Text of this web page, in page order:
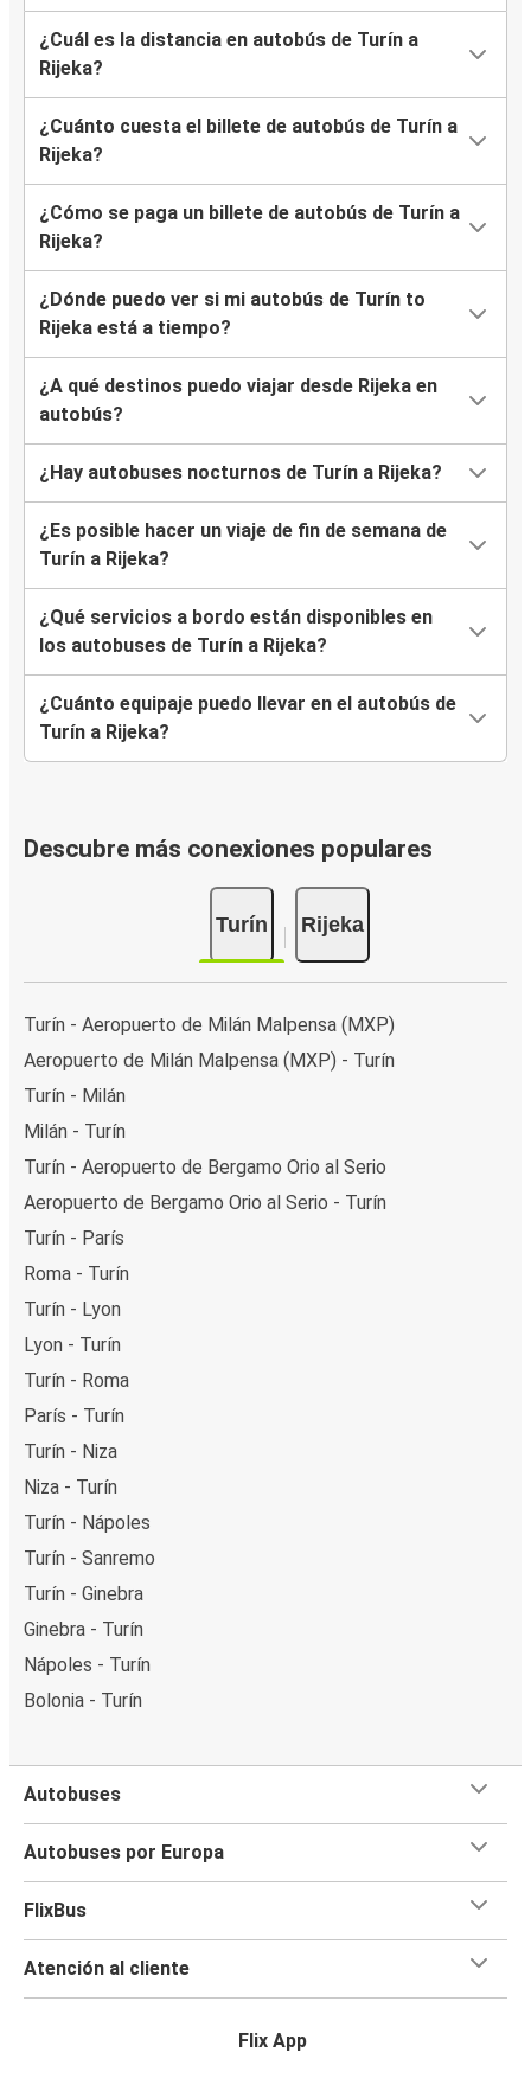
¿Cuál es la distancia en autobús de Turín a
Rijeka?
¿Cuánto cuesta el billete de autobús de Turín a
Rijeka?
¿Cómo se paga un billete de autobús de Turín a
Rijeka?
¿Dónde puedo ver si mi autobús de Turín to
Rijeka está a tiempo?
¿A qué destinos puedo viajar desde Rijeka en
autobús?
¿Hay autobuses nocturnos de Turín a Rijeka?
¿Es posible hacer un viaje de fin de semana de
Turín a Rijeka?
¿Qué servicios a bordo están disponibles en
los autobuses de Turín a Rijeka?
¿Cuánto equipaje puedo llevar en el autobús de
Turín a Rijeka?
Descubre más conexiones populares
Turín Rijeka
Turín - Aeropuerto de Milán Malpensa (MXP)
Aeropuerto de Milán Malpensa (MXP) - Turín
Turín - Milán
Milán - Turín
Turín - Aeropuerto de Bergamo Orio al Serio
Aeropuerto de Bergamo Orio al Serio - Turín
Turín - París
Roma - Turín
Turín - Lyon
Lyon - Turín
Turín - Roma
París - Turín
Turín - Niza
Niza - Turín
Turín - Nápoles
Turín - Sanremo
Turín - Ginebra
Ginebra - Turín
Nápoles - Turín
Bolonia - Turín
Autobuses
Autobuses por Europa
FlixBus
Atención al cliente
Flix App